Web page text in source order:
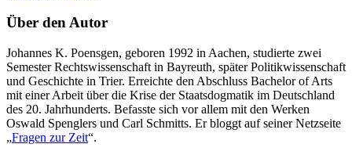
Über den Autor
Johannes K. Poensgen, geboren 1992 in Aachen, studierte zwei
Semester Rechtswissenschaft in Bayreuth, später Politikwissenschaft
und Geschichte in Trier. Erreichte den Abschluss Bachelor of Arts
mit einer Arbeit über die Krise der Staatsdogmatik im Deutschland
des 20. Jahrhunderts. Befasste sich vor allem mit den Werken
Oswald Spenglers und Carl Schmitts. Er bloggt auf seiner Netzseite
„Fragen zur Zeit“.